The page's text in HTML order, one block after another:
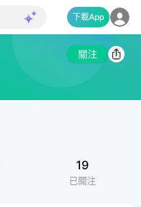
下載App
關注
19
已關注